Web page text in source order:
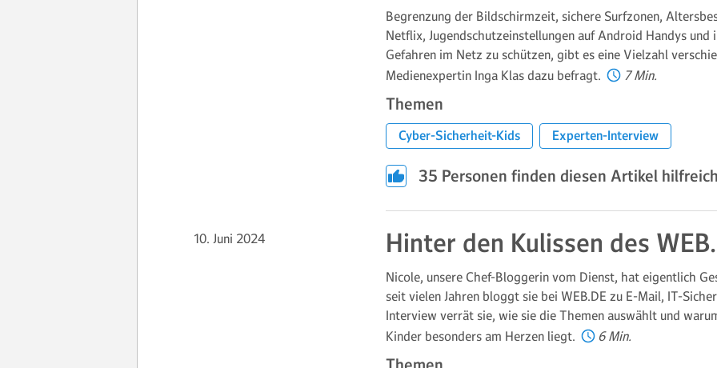
Begrenzung der Bildschirmzeit, sichere Surfzonen,
Netflix, Jugendschutzeinstellungen auf Android Handys und
Gefahren im Netz zu schützen, gibt es eine Vielzahl
Medienexpertin Inga Klas dazu befragt.
7 Min.
Themen
Cyber-Sicherheit-Kids Experten-Interview
35 Personen finden diesen Artikel
10. Juni 2024 Hinter den Kulissen des
Nicole, unsere Chef-Bloggerin vom Dienst, hat eigentlich
seit vielen Jahren bloggt sie bei WEB.DE zu E-Mail, IT-
Interview verrät sie, wie sie die Themen auswählt und
Kinder besonders am Herzen liegt.
6 Min.